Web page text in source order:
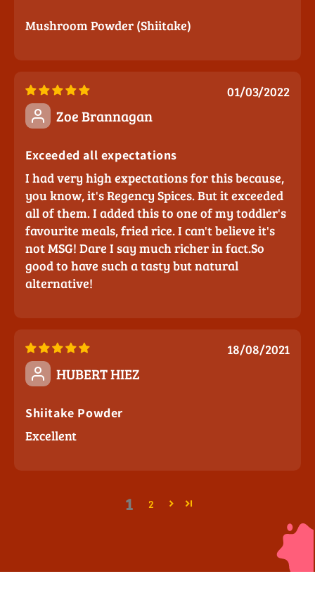
Mushroom Powder (Shiitake)
01/03/2022
Zoe Brannagan
Exceeded all expectations
I had very high expectations for this because,
you know, it's Regency Spices. But it exceeded
all of them. I added this to one of my toddler's
favourite meals, fried rice. I can't believe it's
not MSG! Dare I say much richer in fact.So
good to have such a tasty but natural
alternative!
18/08/2021
HUBERT HIEZ
Shiitake Powder
Excellent
1 2